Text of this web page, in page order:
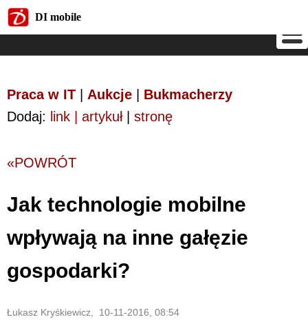
DI mobile
Praca w IT Aukcje
Bukmacherzy
Dodaj: link | artykuł| stronę
«POWRÓT
Jak technologie mobilne
wpływają na inne gałęzie
gospodarki?
Łukasz Kryśkiewicz, 10-11-2016, 08:54
DI mobile